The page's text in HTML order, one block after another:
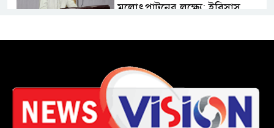
মূলোৎপাটনের লক্ষ্যে; ইবিসাস
পালন করছে তানযীমুল উম্মাহ
আলিম মাদ্রাসা
জুলাই গণঅভ্যুত্থান দিবসে কুবি